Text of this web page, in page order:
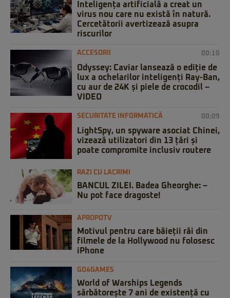
Inteligența artificială a creat un
virus nou care nu există în natură.
Cercetătorii avertizează asupra
riscurilor
ACCESORII 00:10
Odyssey: Caviar lansează o ediție de
lux a ochelarilor inteligenți Ray-Ban,
cu aur de 24K și piele de crocodil –
VIDEO
SECURITATE INFORMATICĂ 00:09
LightSpy, un spyware asociat Chinei,
vizează utilizatori din 13 țări și
poate compromite inclusiv routere
RAZI CU LACRIMI
BANCUL ZILEI. Badea Gheorghe: –
Nu pot face dragoste!
APROPOTV
Motivul pentru care băieții răi din
filmele de la Hollywood nu folosesc
iPhone
GO4GAMES
World of Warships Legends
sărbătorește 7 ani de existență cu